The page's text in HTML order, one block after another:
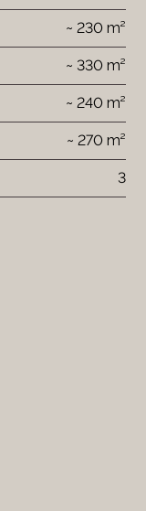
~ 230 m²
~ 330 m²
~ 240 m²
~ 270 m²
3